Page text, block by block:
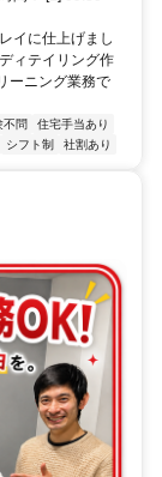
イに仕上げまし
ィテイリング作
ーニング業務で
不問
住宅手当あり
シフト制 社割あり